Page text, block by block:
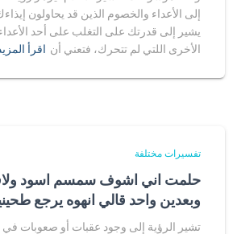
إلى الأعداء والخصوم الذين قد يحاولون
يشير إلى قدرتك على التغلب على أحد الأعداء.
الأخرى اللتي لم تتحرك، فتعني أن اقرأ
تفسيرات مختلفة
حلمت اني اشوف سمسم اسود
وبعدين واحد قالي انهوه يرجع
تشير الرؤية إلى وجود عقبات أو صعوبات في